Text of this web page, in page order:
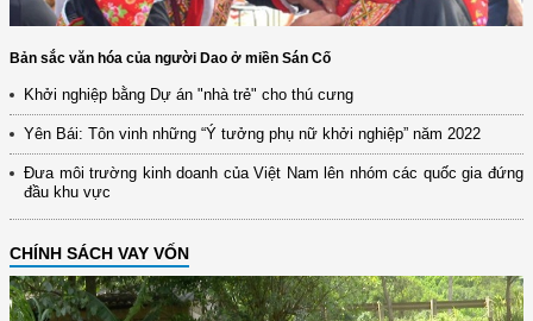
Bản sắc văn hóa của người Dao ở miền Sán Cố
Khởi nghiệp bằng Dự án "nhà trẻ" cho thú cưng
Yên Bái: Tôn vinh những “Ý tưởng phụ nữ khởi nghiệp” năm 2022
Đưa môi trường kinh doanh của Việt Nam lên nhóm các quốc gia đứng
đầu khu vực
CHÍNH SÁCH VAY VỐN